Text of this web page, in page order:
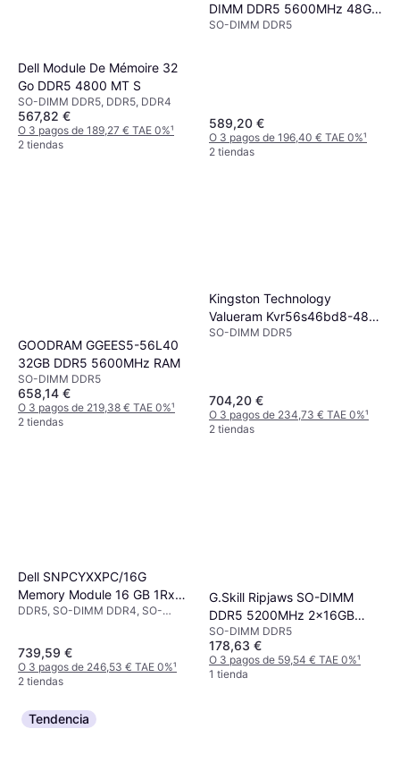
Dell Module De Mémoire 32
Go DDR5 4800 MT S
SO-DIMM DDR5, DDR5, DDR4
567,82 €
O 3 pagos de 189,27 € TAE 0%¹
2 tiendas
DIMM DDR5 5600MHz 48GB
ECC (CT48G56C46S5)
SO-DIMM DDR5
589,20 €
O 3 pagos de 196,40 € TAE 0%¹
2 tiendas
GOODRAM GGEES5-56L40
32GB DDR5 5600MHz RAM
SO-DIMM DDR5
658,14 €
O 3 pagos de 219,38 € TAE 0%¹
2 tiendas
Kingston Technology
Valueram Kvr56s46bd8-48
Memoria 48 Gb 1 X 48 Gb
SO-DIMM DDR5
704,20 €
O 3 pagos de 234,73 € TAE 0%¹
2 tiendas
Dell SNPCYXXPC/16G
Memory Module 16 GB 1Rx8
4800 MHz DDR5 SDRAM
262-pin
DDR5, SO-DIMM DDR4, SO-
739,59 €
O 3 pagos de 246,53 € TAE 0%¹
2 tiendas
G.Skill Ripjaws SO-DIMM
DDR5 5200MHz 2x16GB
(F5-5200S3838A16GX2-RS)
SO-DIMM DDR5
178,63 €
O 3 pagos de 59,54 € TAE 0%¹
1 tienda
Tendencia